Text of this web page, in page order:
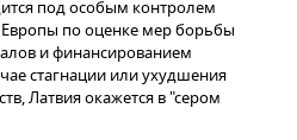
под особым контролем
Европы по оценке мер борьбы
и финансированием
стагнации или ухудшения
Латвия окажется в "сером